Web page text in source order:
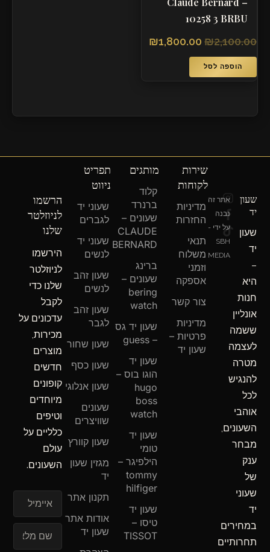
10258 3 BRBU
₪2,100.00
₪1,800.00
הוספה לסל
שעון
יד
שעון
יד
היא
חנות
אונליין
ששמה
לעצמה
מטרה
להנגיש
לכל
אוהבי
השעונים,
מבחר
ענק
של
שעוני
יד
במחירים
תחרותיים
I
t
a
m
F
e
k
-
f
T
t
אתר זה
נבנה
על ידי -
SBH
MEDIA
תפריט
ניווט
שעוני יד
לגברים
שעוני יד
לנשים
שעון זהב
לנשים
שעון זהב
לגבר
שעון שחור
שעון כסף
שעון אנלוגי
שעונים
שוויצרים
שעון קוורץ
מגזין שעון
יד
תקנון אתר
אודות אתר
שעון יד
מותגים
קלוד
ברנרד
שעונים –
CLAUDE
BERNARD
ברינג
שעונים –
bering
watch
שעון יד גס
– guess
שעון יד
הוגו בוס –
hugo
boss
watch
שעון יד
טומי
הילפיגר –
tommy
hilfiger
שעון יד
טיסו –
TISSOT
שירות
לקוחות
מדיניות
החזרות
תנאי
משלוח
וזמני
אספקה
צור קשר
מדיניות
פרטיות –
שעון יד
הרשמו
לניוזלטר
שלנו
הירשמו
לניוזלטר
שלנו כדי
לקבל
עדכונים על
מכירות,
מוצרים
חדשים
קופונים
מיוחדים
וטיפים
כלליים על
עולם
השעונים.
איימיל